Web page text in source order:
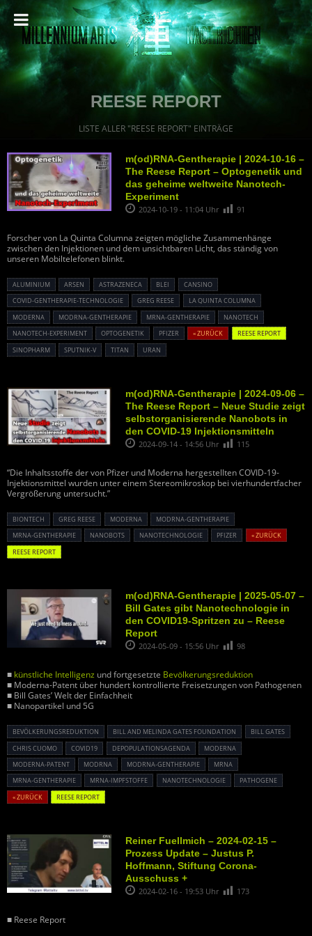
REESE REPORT
LISTE ALLER "REESE REPORT" EINTRÄGE
m(od)RNA-Gentherapie | 2024-10-16 –
The Reese Report – Optogenetik und
das geheime weltweite Nanotech-
Experiment
2024-10-19 - 11:04 Uhr 91
Forscher von La Quinta Columna zeigten mögliche Zusammenhänge
zwischen den Injektionen und dem unsichtbaren Licht, das ständig von
unseren Mobiltelefonen blinkt.
ALUMINIUM ARSEN ASTRAZENECA BLEI
CANSINO
COVID-GENTHERAPIE-TECHNOLOGIE
GREG REESE
LA QUINTA COLUMNA
MODERNA
MODRNA-GENTHERAPIE MRNA-GENTHERAPIE
NANOTECH
NANOTECH-EXPERIMENT
OPTOGENETIK PFIZER « ZURÜCK
REESE REPORT
SINOPHARM
SPUTNIK-V TITAN URAN
m(od)RNA-Gentherapie | 2024-09-06 –
The Reese Report – Neue Studie zeigt
selbstorganisierende Nanobots in
den COVID-19 Injektionsmitteln
2024-09-14 - 14:56 Uhr 115
“Die Inhaltsstoffe der von Pfizer und Moderna hergestellten COVID-19-
Injektionsmittel wurden unter einem Stereomikroskop bei vierhundertfacher
Vergrößerung untersucht.”
BIONTECH GREG REESE MODERNA
MODRNA-GENTHERAPIE
MRNA-GENTHERAPIE
NANOBOTS NANOTECHNOLOGIE PFIZER
« ZURÜCK
REESE REPORT
m(od)RNA-Gentherapie | 2025-05-07 –
Bill Gates gibt Nanotechnologie in
den COVID19-Spritzen zu – Reese
Report
2024-05-09 - 15:56 Uhr 98
■ künstliche Intelligenz und fortgesetzte Bevölkerungsreduktion
■ Moderna-Patent über hundert kontrollierte Freisetzungen von Pathogenen
■ Bill Gates’ Welt der Einfachheit
■ Nanopartikel und 5G
BEVÖLKERUNGSREDUKTION BILL AND MELINDA GATES FOUNDATION
BILL GATES
CHRIS CUOMO
COVID19 DEPOPULATIONSAGENDA
MODERNA
MODERNA-PATENT
MODRNA MODRNA-GENTHERAPIE
MRNA
MRNA-GENTHERAPIE
MRNA-IMPFSTOFFE NANOTECHNOLOGIE
PATHOGENE
« ZURÜCK
REESE REPORT
Reiner Fuellmich – 2024-02-15 –
Prozess Update – Justus P.
Hoffmann, Stiftung Corona-
Ausschuss +
2024-02-16 - 19:53 Uhr 173
■ Reese Report